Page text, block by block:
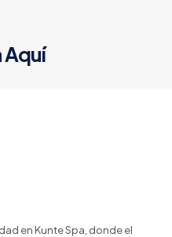
Aquí
en Kunte Spa, donde el